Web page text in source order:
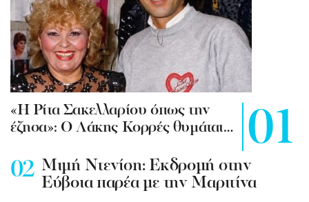
«Η Ρίτα Σακελλαρίου όπως την
έζησα»: Ο Λάκης Κορρές θυμάται…
Mιμή Ντενίση: Εκδρομή στην
Εύβοια παρέα με την Μαριτίνα